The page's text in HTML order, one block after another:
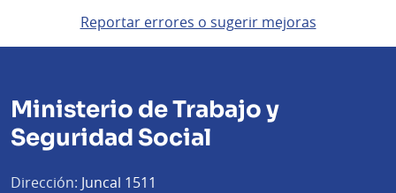
Reportar errores o sugerir mejoras
Ministerio de Trabajo y
Seguridad Social
Dirección: Juncal 1511